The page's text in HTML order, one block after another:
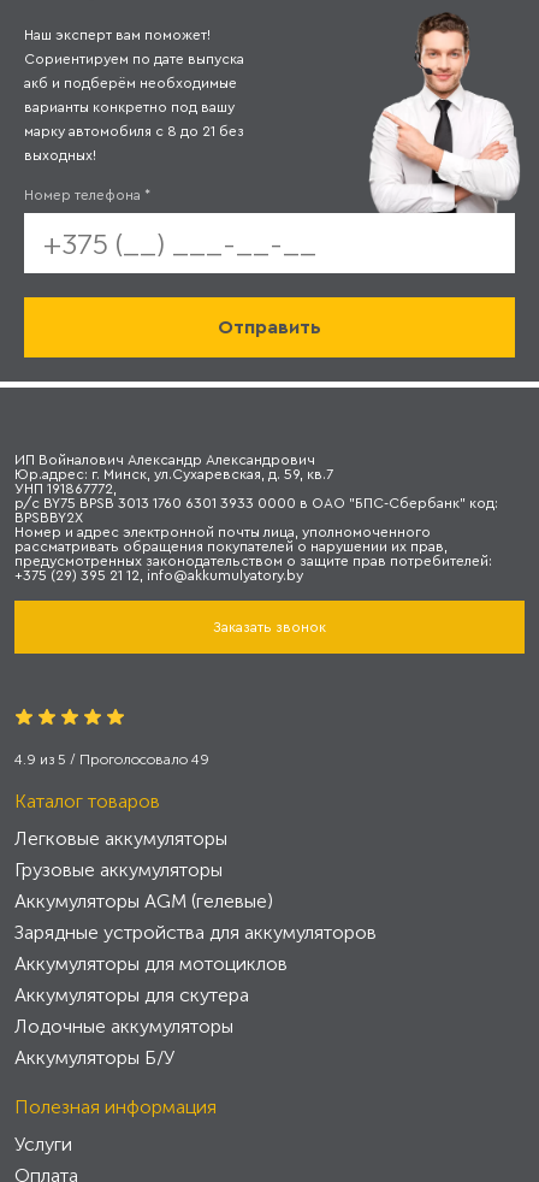
Наш эксперт вам поможет!
Сориентируем по дате выпуска
акб и подберём необходимые
варианты конкретно под вашу
марку автомобиля с 8 до 21 без
выходных!
Номер телефона *
ИП Войналович Александр Александрович
Юр.адрес: г. Минск, ул.Сухаревская, д. 59, кв.7
УНП 191867772,
р/с BY75 BPSB 3013 1760 6301 3933 0000 в ОАО "БПС-Сбербанк" код:
BPSBBY2X
Номер и адрес электронной почты лица, уполномоченного
рассматривать обращения покупателей о нарушении их прав,
предусмотренных законодательством о защите прав потребителей:
+375 (29) 395 21 12, info@akkumulyatory.by
Заказать звонок
4.9 из 5 / Проголосовало 49
Каталог товаров
Легковые аккумуляторы
Грузовые аккумуляторы
Аккумуляторы AGM (гелевые)
Зарядные устройства для аккумуляторов
Аккумуляторы для мотоциклов
Аккумуляторы для скутера
Лодочные аккумуляторы
Аккумуляторы Б/У
Полезная информация
Услуги
Оплата